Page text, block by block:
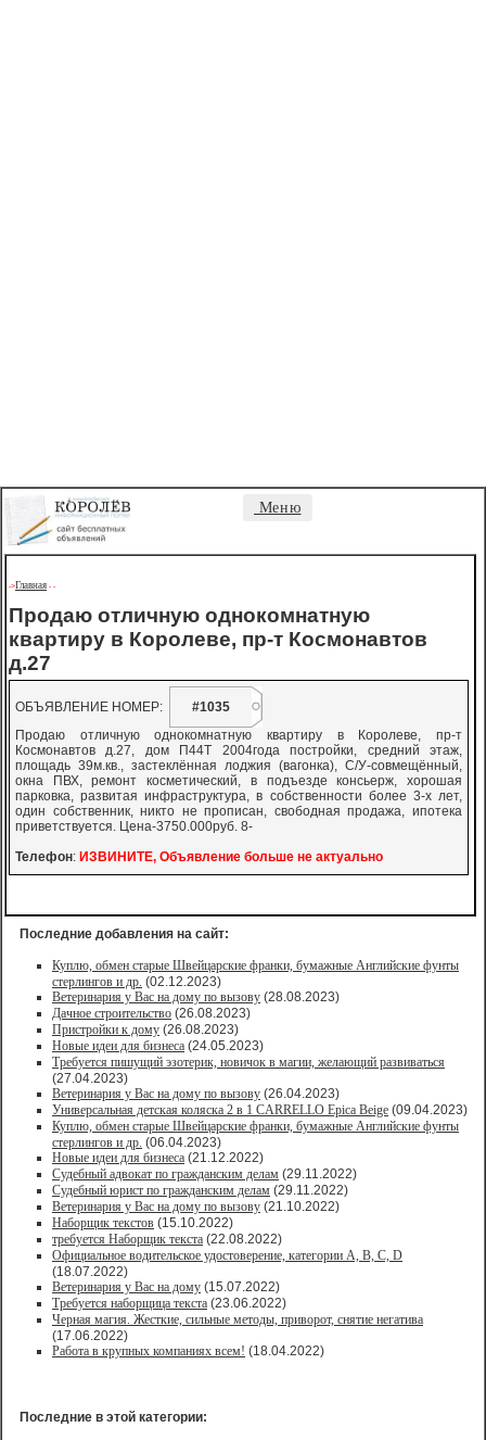
Меню
->Главная - -
Продаю отличную однокомнатную
квартиру в Королеве, пр-т Космонавтов
д.27
ОБЪЯВЛЕНИЕ НОМЕР:
#1035
Продаю отличную однокомнатную квартиру в Королеве, пр-т
Космонавтов д.27, дом П44Т 2004года постройки, средний этаж,
площадь 39м.кв., застеклённая лоджия (вагонка), С/У-совмещённый,
окна ПВХ, ремонт косметический, в подъезде консьерж, хорошая
парковка, развитая инфраструктура, в собственности более 3-х лет,
один собственник, никто не прописан, свободная продажа, ипотека
приветствуется. Цена-3750.000руб. 8-
Телефон: ИЗВИНИТЕ, Объявление больше не актуально
Последние добавления на сайт:
Куплю, обмен старые Швейцарские франки, бумажные Английские фунты
стерлингов и др. (02.12.2023)
Ветеринария у Вас на дому по вызову (28.08.2023)
Дачное строительство (26.08.2023)
Пристройки к дому (26.08.2023)
Новые идеи для бизнеса (24.05.2023)
Требуется пишущий эзотерик, новичок в магии, желающий развиваться
(27.04.2023)
Ветеринария у Вас на дому по вызову (26.04.2023)
Универсальная детская коляска 2 в 1 CARRELLO Epica Beige (09.04.2023)
Куплю, обмен старые Швейцарские франки, бумажные Английские фунты
стерлингов и др. (06.04.2023)
Новые идеи для бизнеса (21.12.2022)
Судебный адвокат по гражданским делам (29.11.2022)
Судебный юрист по гражданским делам (29.11.2022)
Ветеринария у Вас на дому по вызову (21.10.2022)
Наборщик текстов (15.10.2022)
требуется Наборщик текста (22.08.2022)
Официальное водительское удостоверение, категории A, B, C, D
(18.07.2022)
Ветеринария у Вас на дому (15.07.2022)
Требуется наборщица текста (23.06.2022)
Черная магия. Жесткие, сильные методы, приворот, снятие негатива
(17.06.2022)
Работа в крупных компаниях всем! (18.04.2022)
Последние в этой категории: